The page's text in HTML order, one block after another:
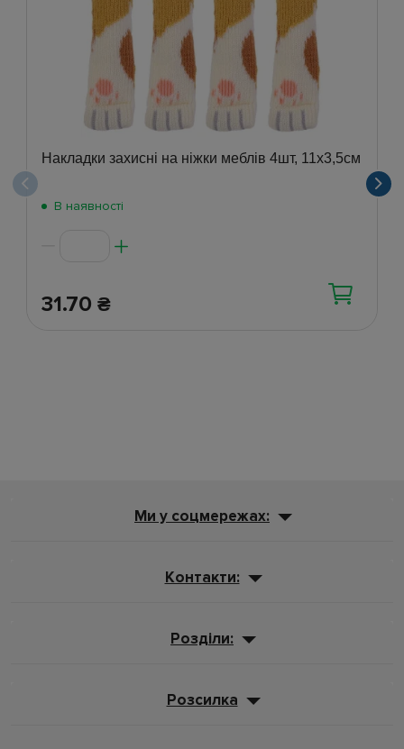
Накладки захисні на ніжки меблів 4шт, 11х3,5см
В наявності
31.70 ₴
Ми у соцмережах:
Контакти:
Розділи:
Розсилка